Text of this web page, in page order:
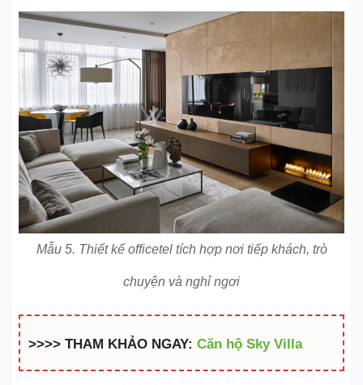
Mẫu 5. Thiết kế officetel tích hợp nơi tiếp khách, trò
chuyện và nghỉ ngơi
>>>> THAM KHẢO NGAY: Căn hộ Sky Villa